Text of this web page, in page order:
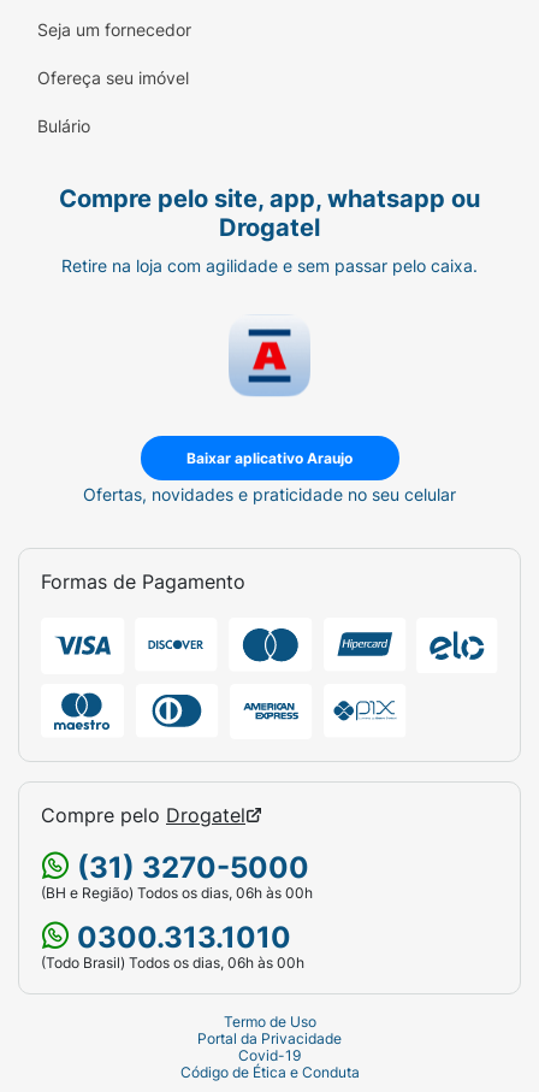
Seja um fornecedor
Ofereça seu imóvel
Bulário
Compre pelo site, app, whatsapp ou
Drogatel
Retire na loja com agilidade e sem passar pelo caixa.
Baixar aplicativo Araujo
Ofertas, novidades e praticidade no seu celular
Formas de Pagamento
Compre pelo Drogatel
(31) 3270-5000
(BH e Região) Todos os dias, 06h às 00h
0300.313.1010
(Todo Brasil) Todos os dias, 06h às 00h
Termo de Uso
Portal da Privacidade
Covid-19
Código de Ética e Conduta